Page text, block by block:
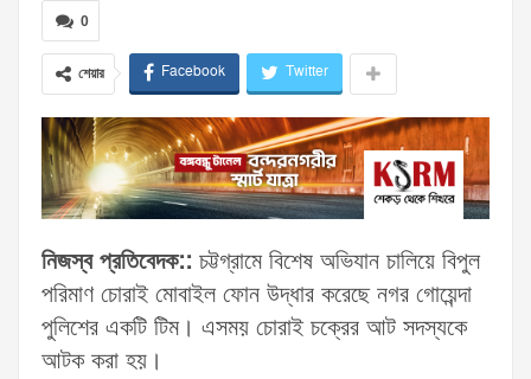
0
শেয়ার Facebook Twitter
নিজস্ব প্রতিবেদক:: চট্টগ্রামে বিশেষ অভিযান চালিয়ে বিপুল
পরিমাণ চোরাই মোবাইল ফোন উদ্ধার করেছে নগর গোয়েন্দা
পুলিশের একটি টিম। এসময় চোরাই চক্রের আট সদস্যকে
আটক করা হয়।